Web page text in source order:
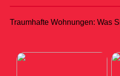
Traumhafte Wohnungen: Was